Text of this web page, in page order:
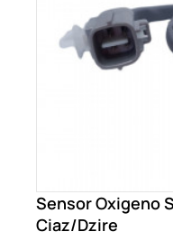
Sensor Oxigeno
Ciaz/Dzire